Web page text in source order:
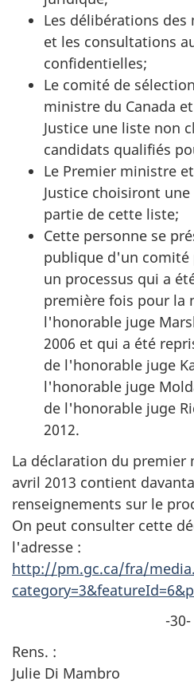
Les délibérations
et les consultations
confidentielles;
Le comité de
ministre du Canada
Justice une liste non
candidats qualifiés
Le Premier ministre
Justice choisiront
partie de cette liste;
Cette personne se
publique d'un comité
un processus qui a
première fois pour la
l'honorable juge
2006 et qui a été
de l'honorable juge
l'honorable juge
de l'honorable juge
2012.
La déclaration du premier
avril 2013 contient
renseignements sur le
On peut consulter cette
l'adresse :
http://pm.gc.ca/fra/
-30-
Rens. :
Julie Di Mambro